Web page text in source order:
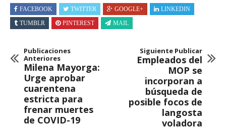
FACEBOOK TWITTER GOOGLE+
LINKEDIN
TUMBLR
PINTEREST MAIL
Publicaciones
Anteriores
Milena Mayorga:
Urge aprobar
cuarentena
estricta para
frenar muertes
de COVID-19
Siguiente Publicar
Empleados del
MOP se
incorporan a
búsqueda de
posible focos de
langosta
voladora